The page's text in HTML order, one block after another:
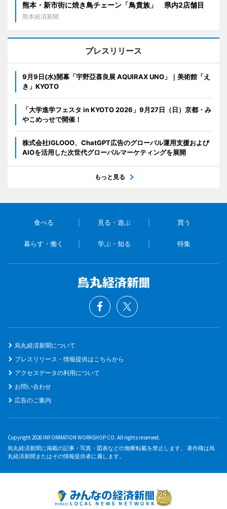
熊本・新市街に焼き鳥チェーン「鳥貴族」 県内2店舗目
熊本経済新聞
プレスリリース
9月9日(水)開幕「宇野亞喜良展 AQUIRAX UNO」｜美術館「え
き」KYOTO
「大学進学フェスタ in KYOTO 2026」9月27日（日）京都・み
やこめっせで開催！
株式会社IGLOOO、ChatGPT広告のグローバル運用支援および
AIOを活用した次世代グローバルマーケティングを展開
もっと見る
食べる 見る・遊ぶ 買う
暮らす・働く 学ぶ・知る 特集
烏丸経済新聞について
プレスリリース・情報提供はこちらから
アクセスデータの利用について
お問い合わせ
広告のご案内
Copyright 2026 INFORMATION WORKSHOP CO. All rights reserved.
烏丸経済新聞に掲載の記事・写真・図表などの無断転載を禁止します。 著作権は烏
丸経済新聞またはその情報提供者に属します。